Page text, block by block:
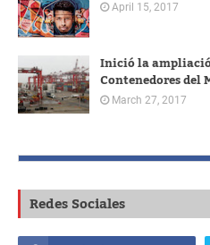
April 15, 2017
Inició la
Contenedores del
March 27, 2017
Redes Sociales